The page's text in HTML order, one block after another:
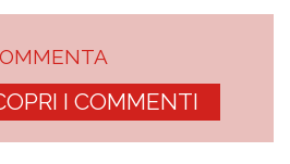
I COMMENTI